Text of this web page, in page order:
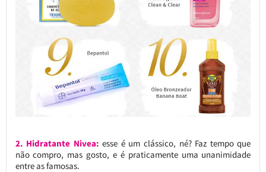
2. Hidratante Nivea: esse é um clássico, né? Faz tempo que
não compro, mas gosto, e é praticamente uma unanimidade
entre as famosas.